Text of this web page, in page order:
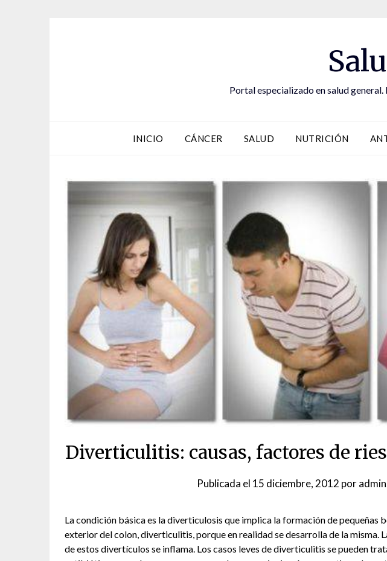
Portal especializado en salud
INICIO CÁNCER SALUD NUTRICIÓN
Diverticulitis: causas, factores de
Publicada el 15 diciembre, 2012 por
La condición básica es la diverticulosis que implica la formación de pequeñas
exterior del colon, diverticulitis, porque en realidad se desarrolla de la misma.
de estos divertículos se inflama. Los casos leves de diverticulitis se pueden